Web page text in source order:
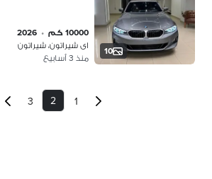
10
10000 كم •
2026
اى شيراتون، شيراتون
منذ 3 أسابيع
1
2
3